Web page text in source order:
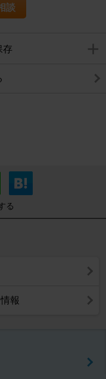
談
存
る
報